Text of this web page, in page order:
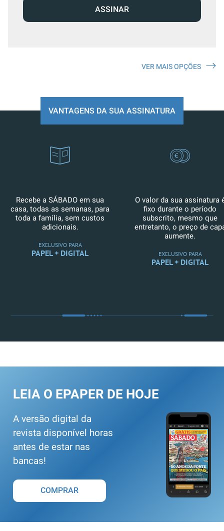
ASSINAR
VER MAIS OPÇÕES
VANTAGENS DA SUA ASSINATURA
Recebe a SÁBADO em sua
casa, todas as semanas, para
toda a família, sem custos
adicionais.
EXCLUSIVO PARA
PAPEL + DIGITAL
O valor da sua assinatura
fixo durante o período
subscrito, mesmo que
entretanto, o preço de
aumente.
EXCLUSIVO PARA
PAPEL + DIGITAL
LEIA O EPAPER DE HOJE
A versão digital da
revista disponível horas
antes de estar nas
bancas!
COMPRAR